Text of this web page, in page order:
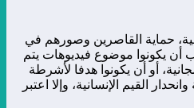
حماية القاصرين وصورهم في
أن يكونوا موضوع فيديوهات يتم
أو أن يكونوا هدفا لأشرطة
القيم الإنسانية، وإلا اعتبر